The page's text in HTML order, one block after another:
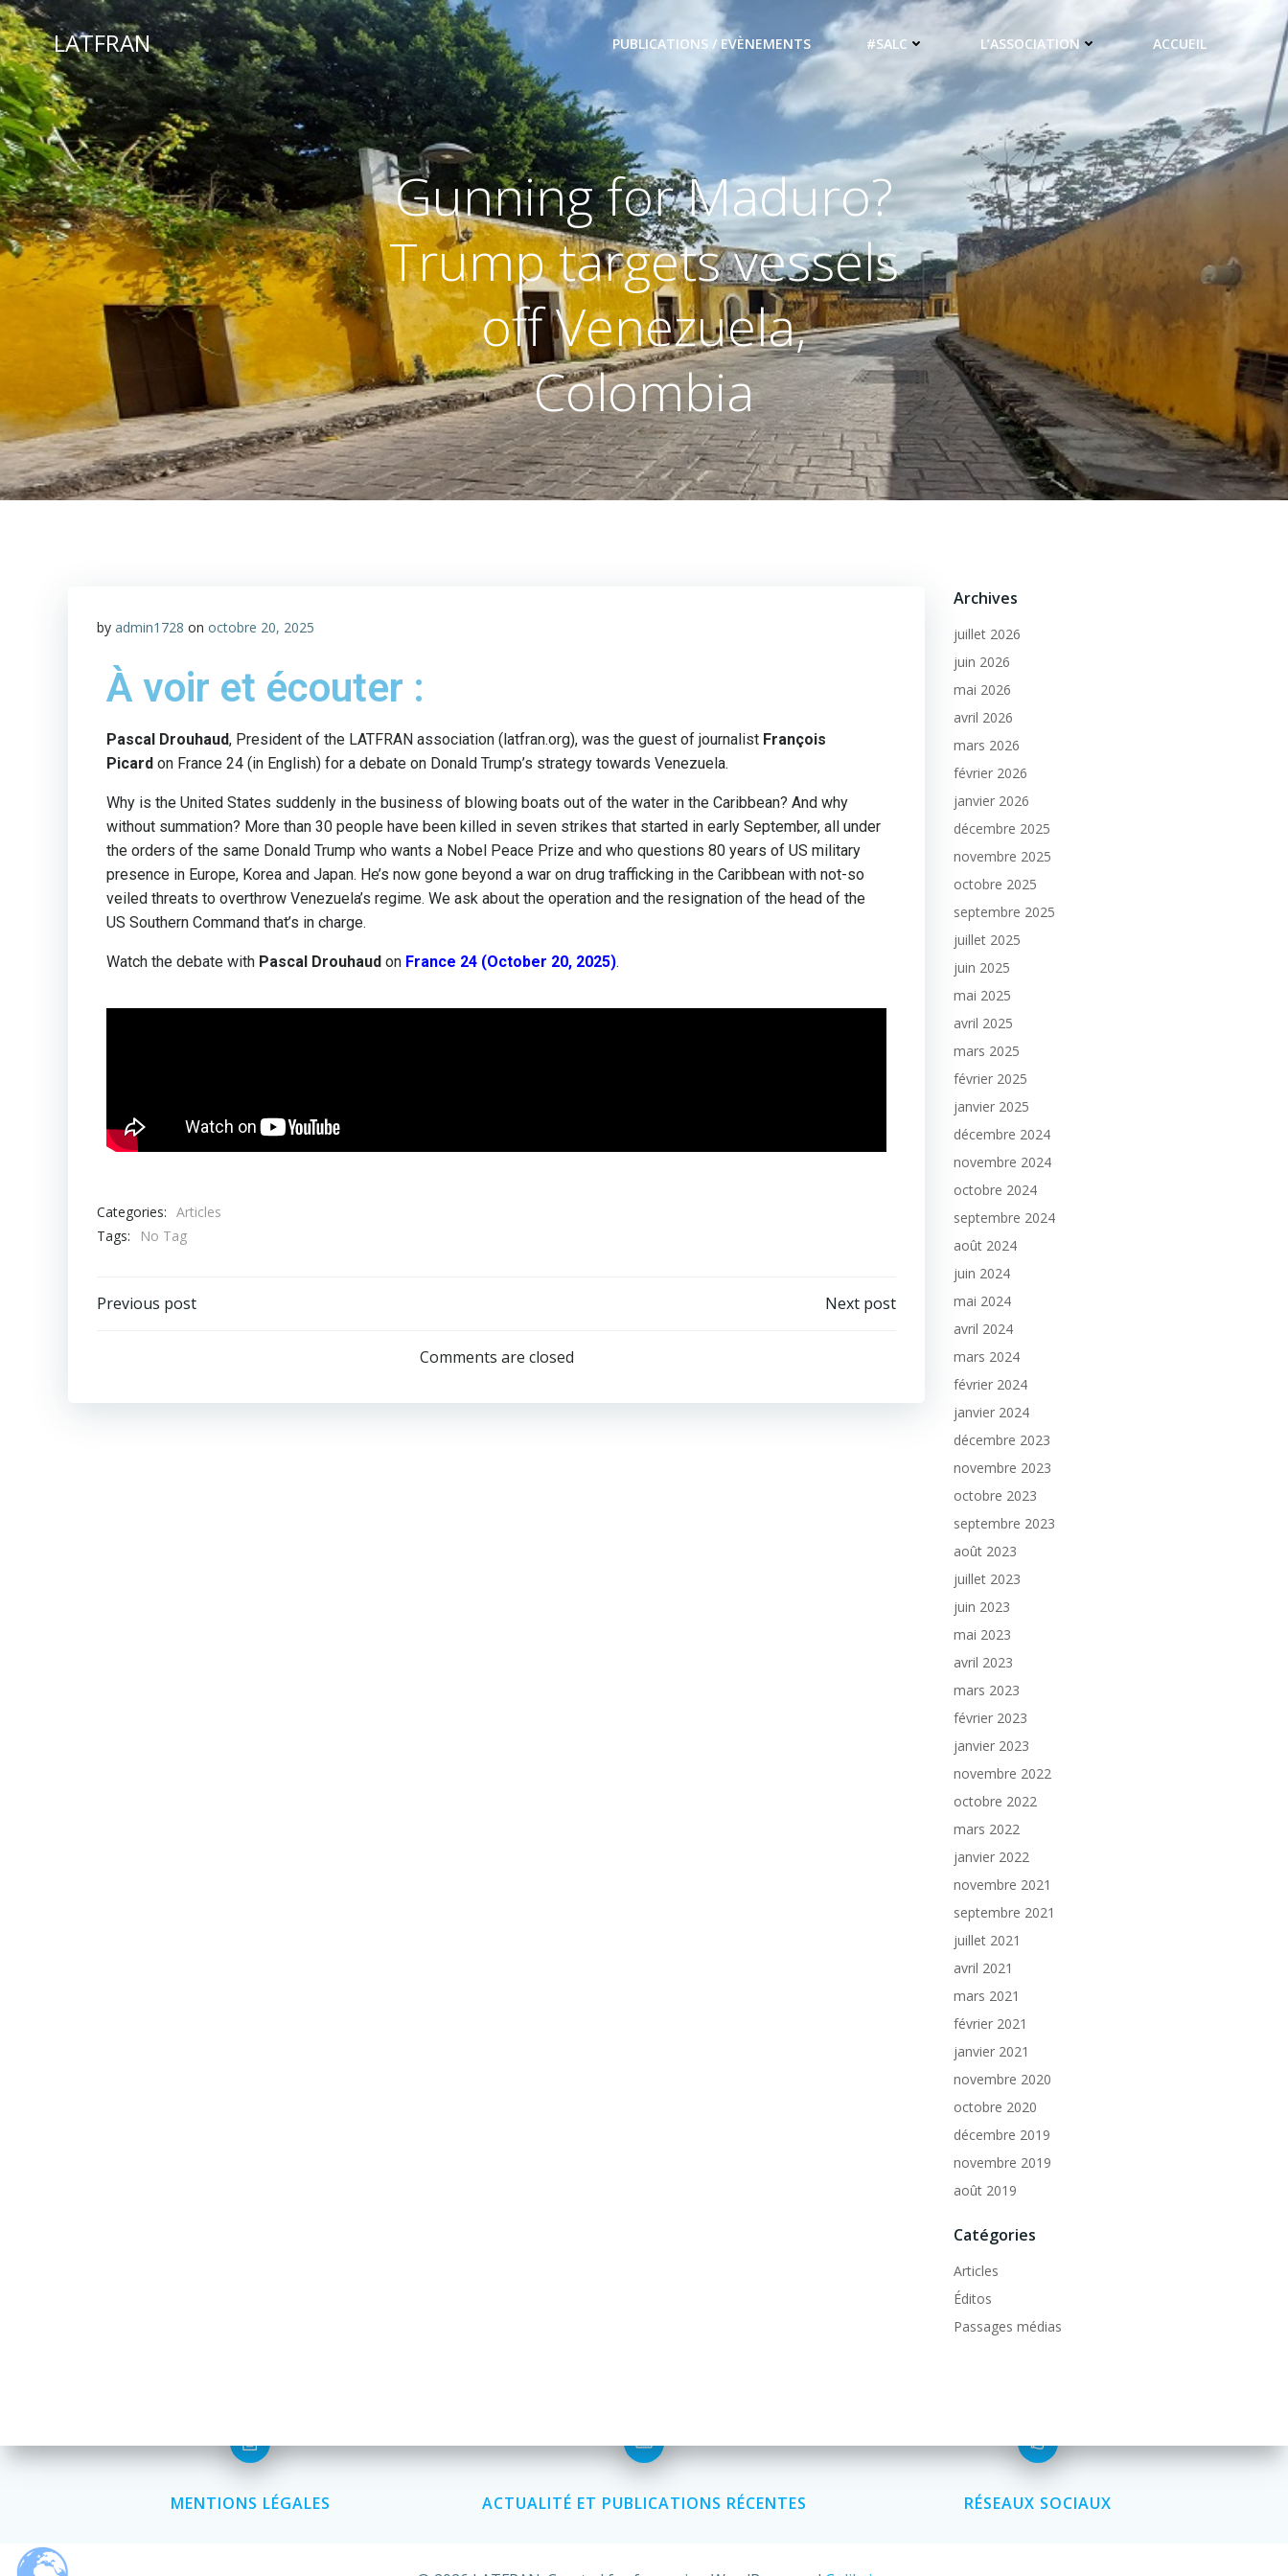
LATFRAN PUBLICATIONS / EVÈNEMENTS #SALC L’ASSOCIATION ACCUEIL
Gunning for Maduro?
Trump targets vessels
off Venezuela,
Colombia
by admin1728 on octobre 20, 2025
À voir et écouter :
Pascal Drouhaud, President of the LATFRAN association (latfran.org), was the guest of journalist François
Picard on France 24 (in English) for a debate on Donald Trump’s strategy towards Venezuela.
Why is the United States suddenly in the business of blowing boats out of the water in the Caribbean? And why
without summation? More than 30 people have been killed in seven strikes that started in early September, all under
the orders of the same Donald Trump who wants a Nobel Peace Prize and who questions 80 years of US military
presence in Europe, Korea and Japan. He’s now gone beyond a war on drug trafficking in the Caribbean with not-so
veiled threats to overthrow Venezuela’s regime. We ask about the operation and the resignation of the head of the
US Southern Command that’s in charge.
Watch the debate with Pascal Drouhaud on France 24 (October 20, 2025).
Categories: Articles
Tags:
No Tag
Previous post Next post
Comments are closed
Archives
juillet 2026
juin 2026
mai 2026
avril 2026
mars 2026
février 2026
janvier 2026
décembre 2025
novembre 2025
octobre 2025
septembre 2025
juillet 2025
juin 2025
mai 2025
avril 2025
mars 2025
février 2025
janvier 2025
décembre 2024
novembre 2024
octobre 2024
septembre 2024
août 2024
juin 2024
mai 2024
avril 2024
mars 2024
février 2024
janvier 2024
décembre 2023
novembre 2023
octobre 2023
septembre 2023
août 2023
juillet 2023
juin 2023
mai 2023
avril 2023
mars 2023
février 2023
janvier 2023
novembre 2022
octobre 2022
mars 2022
janvier 2022
novembre 2021
septembre 2021
juillet 2021
avril 2021
mars 2021
février 2021
janvier 2021
novembre 2020
octobre 2020
décembre 2019
novembre 2019
août 2019
Catégories
Articles
Éditos
Passages médias
MENTIONS LÉGALES ACTUALITÉ ET PUBLICATIONS RÉCENTES RÉSEAUX SOCIAUX